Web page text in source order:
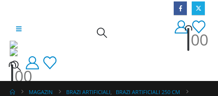
00
00
MAGAZIN BRAZI ARTIFICIALI
BRAZI ARTIFICIALI 250 CM